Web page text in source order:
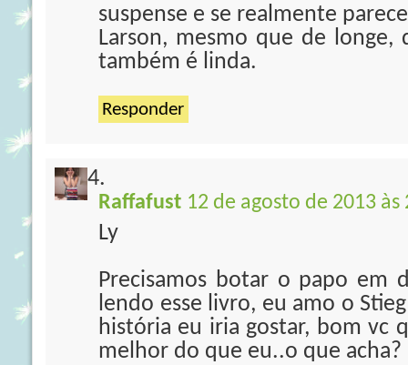
suspense e se realmente
Larson, mesmo que de longe,
também é linda.
Responder
Raffafust 12 de agosto de 2013 às
Ly
Precisamos botar o papo em
lendo esse livro, eu amo o
história eu iria gostar, bom vc
melhor do que eu..o que acha?